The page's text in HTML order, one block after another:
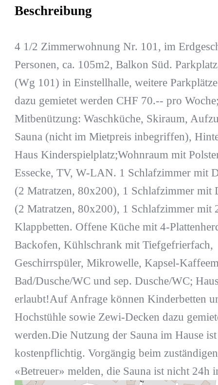
Beschreibung
4 1/2 Zimmerwohnung Nr. 101, im
Personen, ca. 105m2, Balkon Süd.
(Wg 101) in Einstellhalle, weitere
dazu gemietet werden CHF 70.-- pro
Mitbenützung: Waschküche, Skiraum,
Sauna (nicht im Mietpreis inbegriffen),
Haus Kinderspielplatz;Wohnraum mit
Essecke, TV, W-LAN. 1 Schlafzimmer mit
(2 Matratzen, 80x200), 1 Schlafzimmer mit
(2 Matratzen, 80x200), 1 Schlafzimmer mit
Klappbetten. Offene Küche mit 4-
Backofen, Kühlschrank mit Tiefgefrierfach,
Geschirrspüler, Mikrowelle, Kapsel-
Bad/Dusche/WC und sep. Dusche/WC;
erlaubt!Auf Anfrage können Kinderbetten
Hochstühle sowie Zewi-Decken dazu
werden.Die Nutzung der Sauna im Hause ist
kostenpflichtig. Vorgängig beim zuständigen
«Betreuer» melden, die Sauna ist nicht 24h